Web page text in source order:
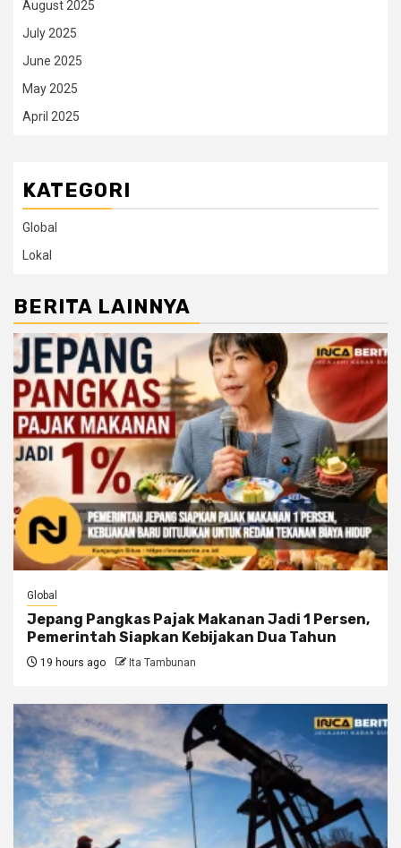
August 2025
July 2025
June 2025
May 2025
April 2025
KATEGORI
Global
Lokal
BERITA LAINNYA
Global
Jepang Pangkas Pajak Makanan Jadi 1 Persen,
Pemerintah Siapkan Kebijakan Dua Tahun
19 hours ago Ita Tambunan